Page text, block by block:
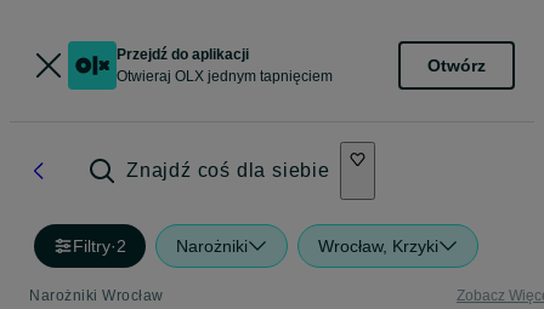
Przejdź do aplikacji
Otwieraj OLX jednym tapnięciem
Otwórz
Znajdź coś dla siebie
Filtry·2 Narożniki Wrocław, Krzyki
Narożniki Wrocław Zobacz